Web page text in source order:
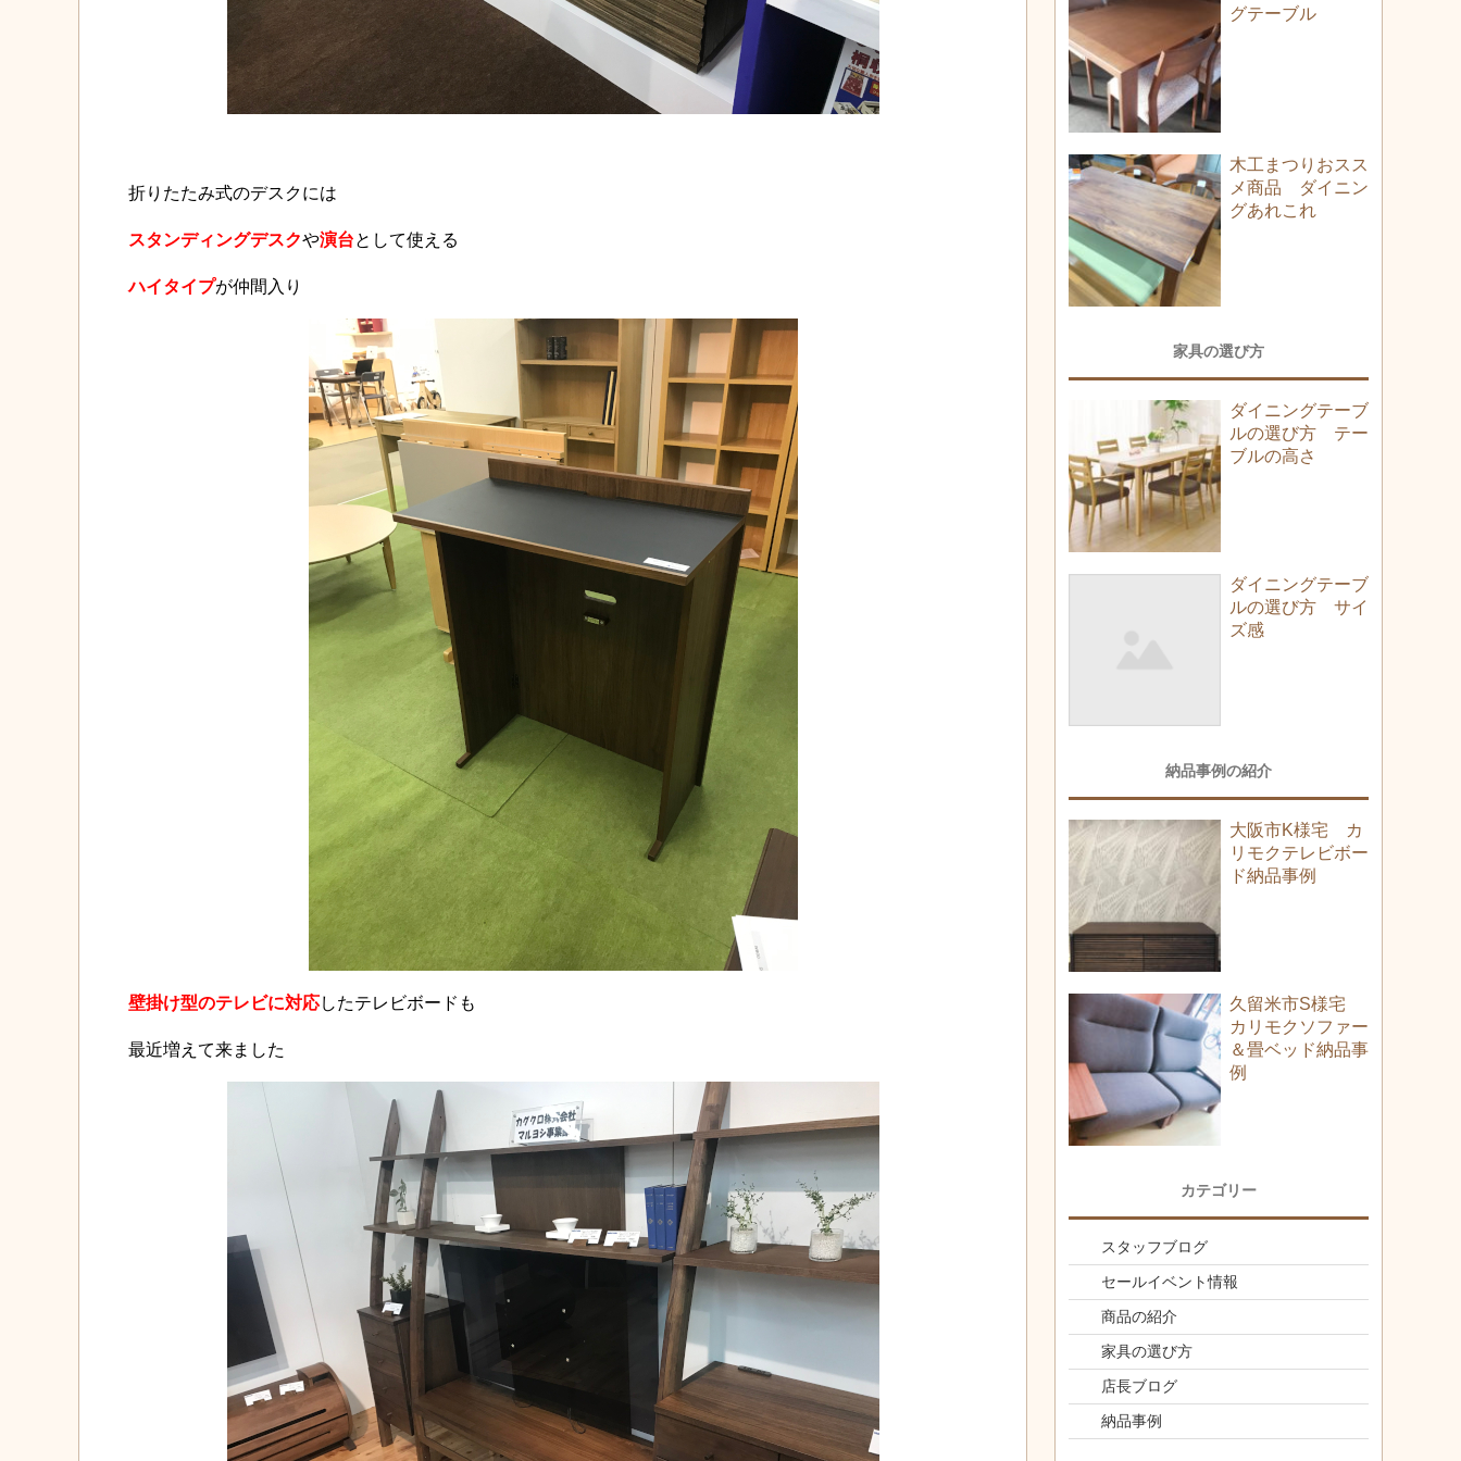
折りたたみ式のデスクには
スタンディングデスクや演台として使える
ハイタイプが仲間入り
壁掛け型のテレビに対応したテレビボードも
最近増えて来ました
グテーブル
木工まつりおスス
メ商品 ダイニン
グあれこれ
家具の選び方
ダイニングテーブ
ルの選び方 テー
ブルの高さ
ダイニングテーブ
ルの選び方 サイ
ズ感
納品事例の紹介
大阪市K様宅 カ
リモクテレビボー
ド納品事例
久留米市S様宅
カリモクソファー
＆畳ベッド納品事
例
カテゴリー
スタッフブログ
セールイベント情報
商品の紹介
家具の選び方
店長ブログ
納品事例